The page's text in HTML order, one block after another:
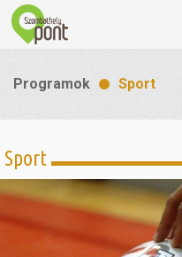
Látnivalók
Gasztronómia
Programok Sport
Sport